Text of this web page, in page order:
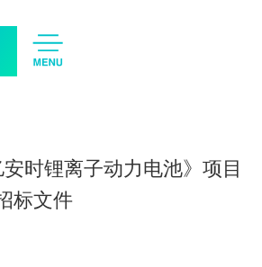
安时锂离子动力电池》项目
标文件